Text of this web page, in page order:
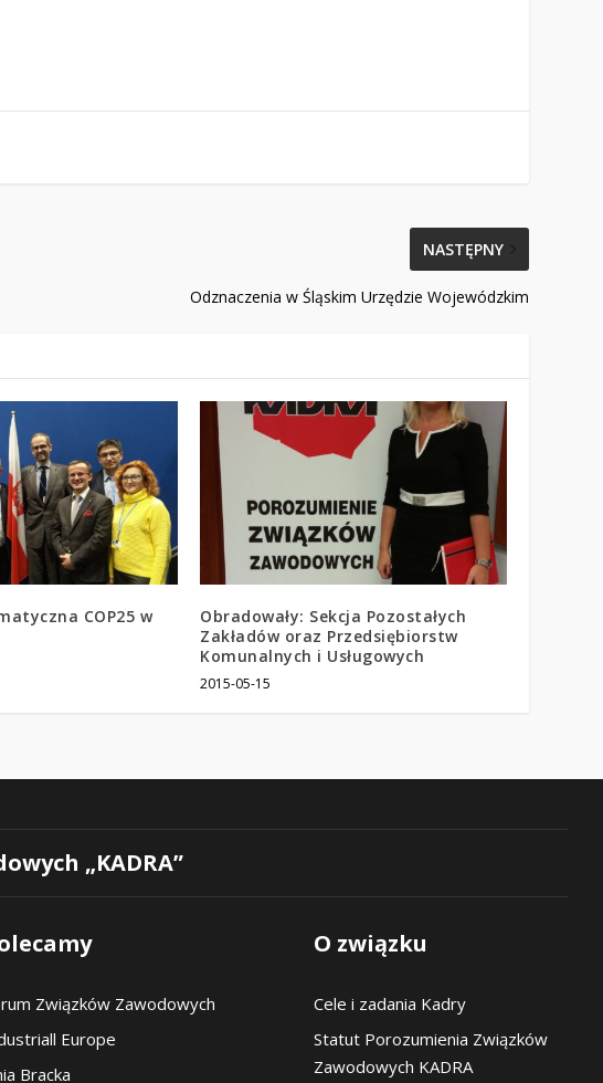
NASTĘPNY
Odznaczenia w Śląskim Urzędzie Wojewódzkim
COP25 w
Obradowały: Sekcja Pozostałych
Zakładów oraz Przedsiębiorstw
Komunalnych i Usługowych
2015-05-15
„KADRA”
Związków Zawodowych
Europe
Bracka
O związku
Cele i zadania Kadry
Statut Porozumienia Związków
Zawodowych KADRA